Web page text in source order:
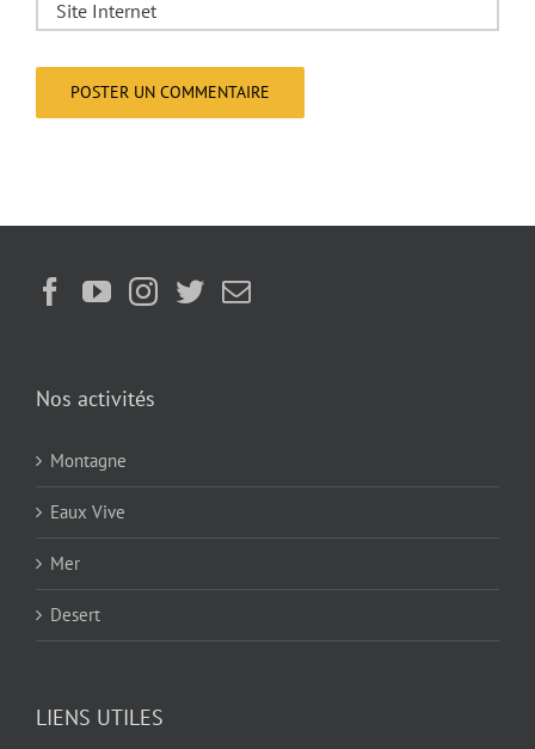
Nos activités
Montagne
Eaux Vive
Mer
Desert
LIENS UTILES